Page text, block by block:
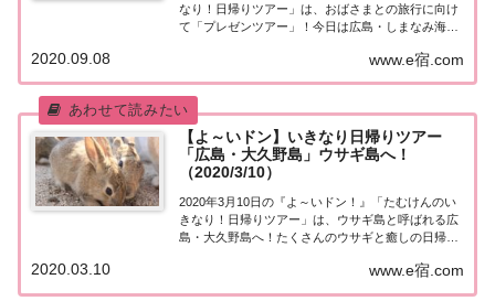
なり！日帰りツアー」は、おばさまとの旅行に向け
て「プレゼンツアー」！今日は広島・しまなみ海道
スポットはこちら！「広島・しまなみ海道」日帰り
プレゼンツアー街行く人にいきなり声をかけ、そ...
www.e宿.com
2020.09.08
【よ～いドン】いきなり日帰りツアー
「広島・大久野島」ウサギ島へ！
（2020/3/10）
2020年3月10日の『よ～いドン！』「たむけんのい
きなり！日帰りツアー」は、ウサギ島と呼ばれる広
島・大久野島へ！たくさんのウサギと癒しの日帰り
ポットはこちら！「広島・大久野島」日帰りツアー
街行く人にいきなり声をかけ、そのまま日帰り...
www.e宿.com
2020.03.10